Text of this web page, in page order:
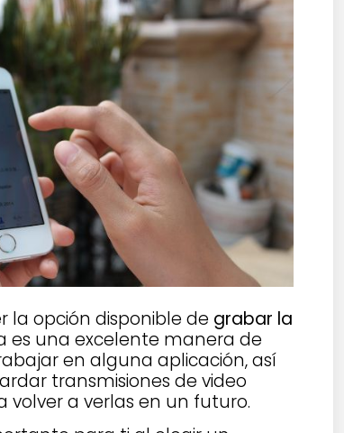
la opción disponible de grabar la
es una excelente manera de
en alguna aplicación, así
transmisiones de video
volver a verlas en un futuro.